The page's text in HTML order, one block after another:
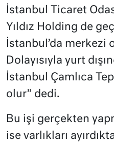
İstanbul Ticaret
Yıldız Holding de
İstanbul’da merkezi
Dolayısıyla yurt
İstanbul Çamlıca
olur” dedi.
Bu işi gerçekten
ise varlıkları